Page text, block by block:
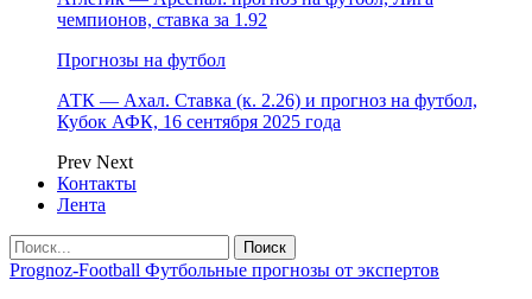
чемпионов, ставка за 1.92
Прогнозы на футбол
АТК — Ахал. Ставка (к. 2.26) и прогноз на футбол,
Кубок АФК, 16 сентября 2025 года
Prev Next
Контакты
Лента
Prognoz-Football Футбольные прогнозы от экспертов